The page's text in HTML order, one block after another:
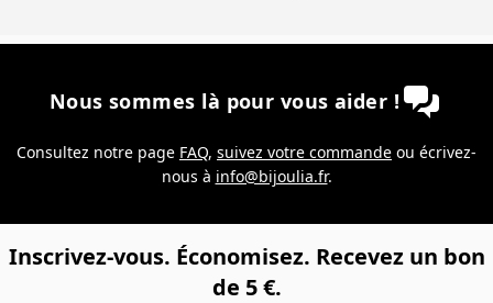
Nous sommes là pour vous aider !
Consultez notre page FAQ, suivez votre commande ou écrivez-
nous à info@bijoulia.fr.
Inscrivez-vous. Économisez. Recevez un bon
de 5 €.